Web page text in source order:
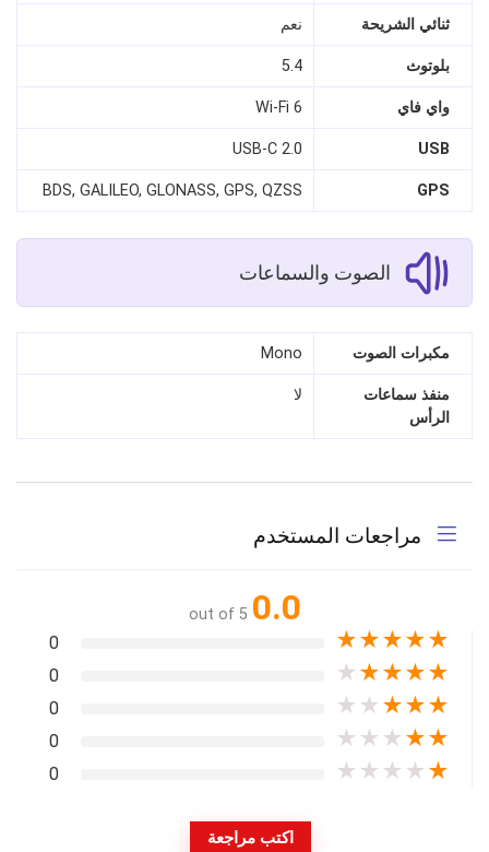
ثنائي الشريحة نعم
بلوتوث 5.4
واي فاي Wi‑Fi 6
USB
USB‑C 2.0
GPS
BDS, GALILEO, GLONASS, GPS, QZSS
الصوت والسماعات
مكبرات الصوت Mono
منفذ سماعات
الرأس
لا
مراجعات المستخدم
0.0
out of 5
★
★
★
★
★
0
★
★
★
★
★
0
★
★
★
★
★
0
★
★
★
★
★
0
★
★
★
★
★
0
اكتب مراجعة